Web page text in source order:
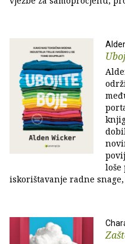
loše
iskorištavanje radne snage,